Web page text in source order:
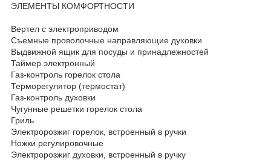
ЭЛЕМЕНТЫ КОМФОРТНОСТИ
Вертел с электроприводом
Съемные проволочные направляющие духовки
Выдвижной ящик для посуды и принадлежностей
Таймер электронный
Газ-контроль горелок стола
Терморегулятор (термостат)
Газ-контроль духовки
Чугунные решетки горелок стола
Гриль
Электророзжиг горелок, встроенный в ручки
Ножки регулировочные
Электророзжиг духовки, встроенный в ручку